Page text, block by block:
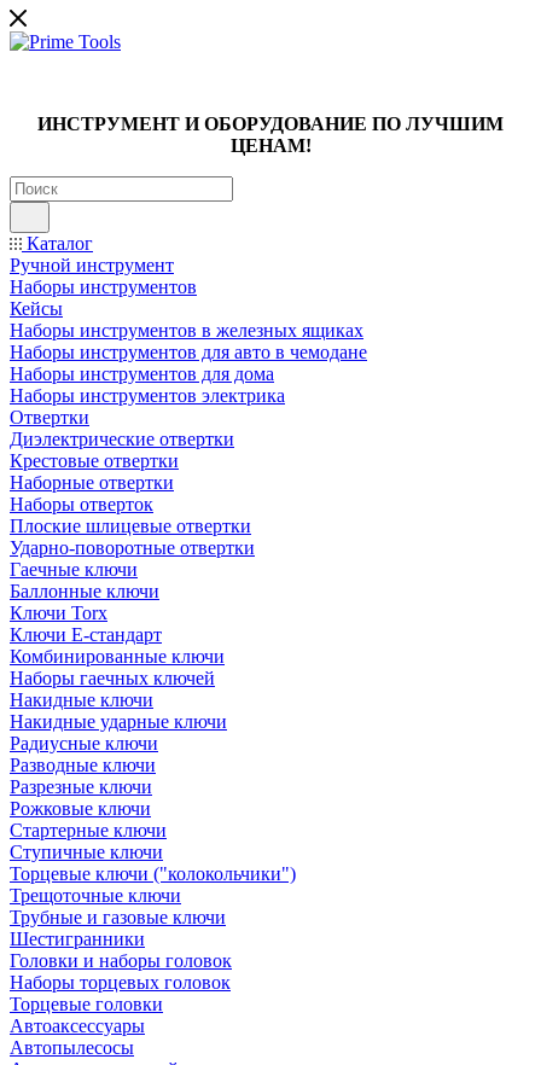
ИНСТРУМЕНТ И ОБОРУДОВАНИЕ ПО ЛУЧШИМ
ЦЕНАМ!
Каталог
Ручной инструмент
Наборы инструментов
Кейсы
Наборы инструментов в железных ящиках
Наборы инструментов для авто в чемодане
Наборы инструментов для дома
Наборы инструментов электрика
Отвертки
Диэлектрические отвертки
Крестовые отвертки
Наборные отвертки
Наборы отверток
Плоские шлицевые отвертки
Ударно-поворотные отвертки
Гаечные ключи
Баллонные ключи
Ключи Torx
Ключи Е-стандарт
Комбинированные ключи
Наборы гаечных ключей
Накидные ключи
Накидные ударные ключи
Радиусные ключи
Разводные ключи
Разрезные ключи
Рожковые ключи
Стартерные ключи
Ступичные ключи
Торцевые ключи ("колокольчики")
Трещоточные ключи
Трубные и газовые ключи
Шестигранники
Головки и наборы головок
Наборы торцевых головок
Торцевые головки
Автоаксессуары
Автопылесосы